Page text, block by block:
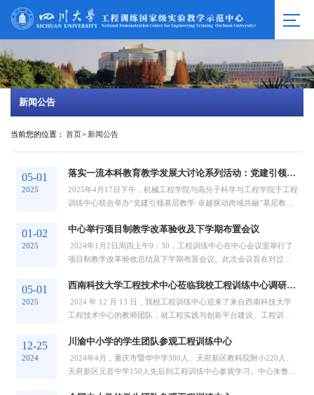
新闻公告
当前您的位置： 首页> 新闻公告
05-01
2025
落实一流本科教育教学发展大讨论系列活动：党建引领基层教学·卓越驱动跨域共融
2025年4月17日下午，机械工程学院与高分子科学与工程学院于工程
训练中心联合举办“党建引领基层教学·卓越驱动跨域共融”基层教学
01-02
2025
中心举行项目制教学改革验收及下学期布置会议
2024年1月2日周四上午9：30，工程训练中心在中心会议室举行了
项目制教学改革验收总结及下学期布置会议。此次会议旨在对过去
05-01
2025
西南科技大学工程技术中心莅临我校工程训练中心调研交流
2024 年 12 月 13 日，我校工程训练中心迎来了来自西南科技大学
工程技术中心的教师团队，就工程实践与创新平台建设、工程训练
12-25
2024
川渝中小学的学生团队参观工程训练中心
2024年4月，重庆市暨华中学380人、天府新区教科院附小220人、
天府新区元音中学150人先后到工程训练中心参观学习。中心朱鲁